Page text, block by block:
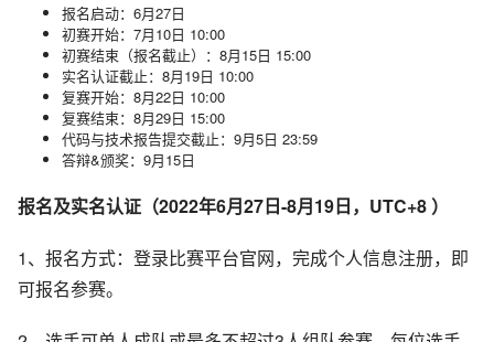
报名启动：6月27日
初赛开始：7月10日 10:00
初赛结束（报名截止）：8月15日 15:00
实名认证截止：8月19日 10:00
复赛开始：8月22日 10:00
复赛结束：8月29日 15:00
代码与技术报告提交截止：9月5日 23:59
答辩&颁奖：9月15日
报名及实名认证（2022年6月27日-8月19日，UTC+8 ）
1、报名方式：登录比赛平台官网，完成个人信息注册，即
可报名参赛。